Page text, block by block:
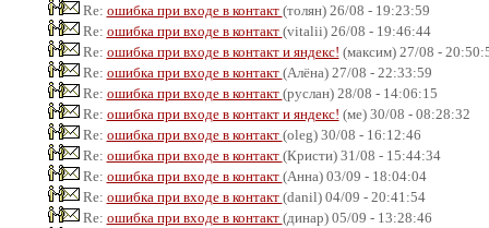
Re: ошибка при входе в контакт (толян) 26/08 - 19:23:59
Re: ошибка при входе в контакт (vitalii) 26/08 - 19:46:44
Re: ошибка при входе в контакт и яндекс! (максим) 27/08 -
Re: ошибка при входе в контакт (Алёна) 27/08 - 22:33:59
Re: ошибка при входе в контакт (руслан) 28/08 - 14:06:15
Re: ошибка при входе в контакт и яндекс! (ме) 30/08 - 08:28:32
Re: ошибка при входе в контакт (oleg) 30/08 - 16:12:46
Re: ошибка при входе в контакт (Кристи) 31/08 - 15:44:34
Re: ошибка при входе в контакт (Анна) 03/09 - 18:04:04
Re: ошибка при входе в контакт (danil) 04/09 - 20:41:54
Re: ошибка при входе в контакт (динар) 05/09 - 13:28:46